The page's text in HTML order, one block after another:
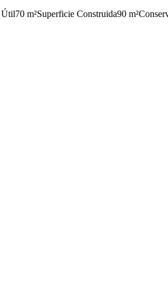
Útil70 m²Superficie Construida90 m²